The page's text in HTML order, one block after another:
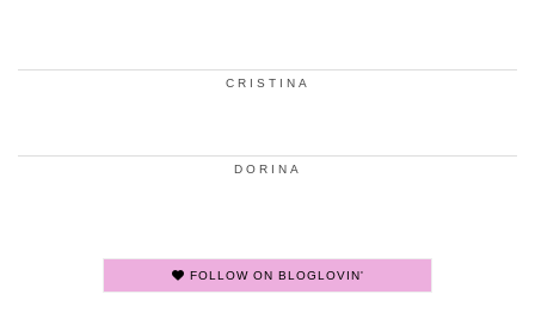
CRISTINA
DORINA
FOLLOW ON BLOGLOVIN'